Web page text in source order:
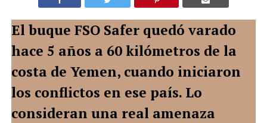
El buque FSO Safer quedó varado
hace 5 años a 60 kilómetros de la
costa de Yemen, cuando iniciaron
los conflictos en ese país. Lo
consideran una real amenaza